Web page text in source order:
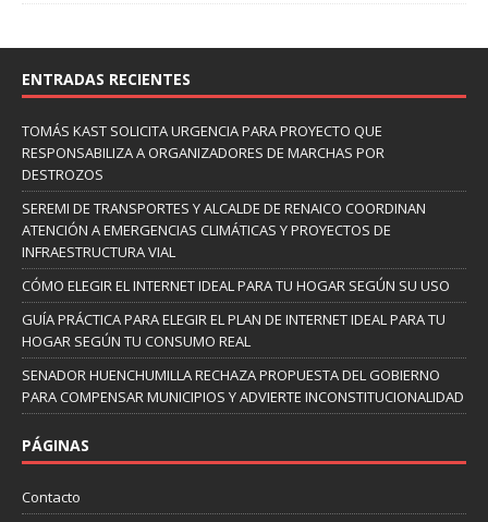
ENTRADAS RECIENTES
TOMÁS KAST SOLICITA URGENCIA PARA PROYECTO QUE
RESPONSABILIZA A ORGANIZADORES DE MARCHAS POR
DESTROZOS
SEREMI DE TRANSPORTES Y ALCALDE DE RENAICO COORDINAN
ATENCIÓN A EMERGENCIAS CLIMÁTICAS Y PROYECTOS DE
INFRAESTRUCTURA VIAL
CÓMO ELEGIR EL INTERNET IDEAL PARA TU HOGAR SEGÚN SU USO
GUÍA PRÁCTICA PARA ELEGIR EL PLAN DE INTERNET IDEAL PARA TU
HOGAR SEGÚN TU CONSUMO REAL
SENADOR HUENCHUMILLA RECHAZA PROPUESTA DEL GOBIERNO
PARA COMPENSAR MUNICIPIOS Y ADVIERTE INCONSTITUCIONALIDAD
PÁGINAS
Contacto